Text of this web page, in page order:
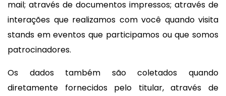
mail; através de documentos impressos; através de
interações que realizamos com você quando visita
stands em eventos que participamos ou que somos
patrocinadores.
Os dados também são coletados quando
diretamente fornecidos pelo titular, através de